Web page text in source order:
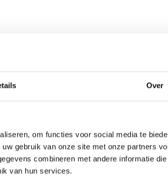
Over
om functies voor social media te
gebruik van onze site met onze partners
combineren met andere informatie
van hun services.
door hoge golven dankzij het volume
is zo ontworpen dat zelfs tijdens de
en de Elite is voor de meest ervaren peddelaars.
Jan-Willem. Momenteel hebben wij ook een
worden.